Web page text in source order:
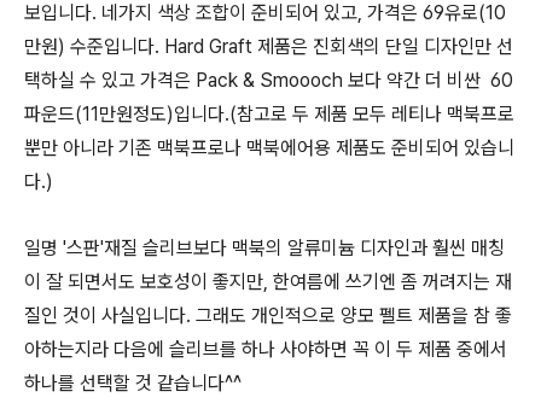
보입니다. 네가지 색상 조합이 준비되어 있고, 가격은 69유로(10
만원) 수준입니다. Hard Graft 제품은 진회색의 단일 디자인만 선
택하실 수 있고 가격은 Pack & Smoooch 보다 약간 더 비싼 60
파운드(11만원정도)입니다.(참고로 두 제품 모두 레티나 맥북프로
뿐만 아니라 기존 맥북프로나 맥북에어용 제품도 준비되어 있습니
다.)
일명 '스판'재질 슬리브보다 맥북의 알류미늄 디자인과 훨씬 매칭
이 잘 되면서도 보호성이 좋지만, 한여름에 쓰기엔 좀 꺼려지는 재
질인 것이 사실입니다. 그래도 개인적으로 양모 펠트 제품을 참 좋
아하는지라 다음에 슬리브를 하나 사야하면 꼭 이 두 제품 중에서
하나를 선택할 것 같습니다^^